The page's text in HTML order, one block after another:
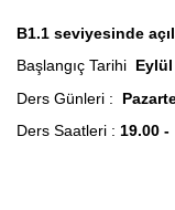
B1.1 seviyesinde
Başlangıç Tarihi
Ders Günleri :
Ders Saatleri : 19.00